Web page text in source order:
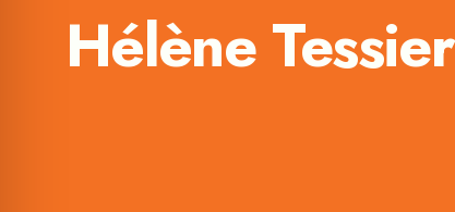
Hélène Tessier